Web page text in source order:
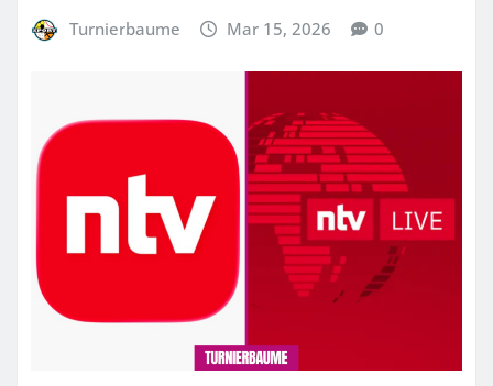
Turnierbaume Mar 15, 2026 0